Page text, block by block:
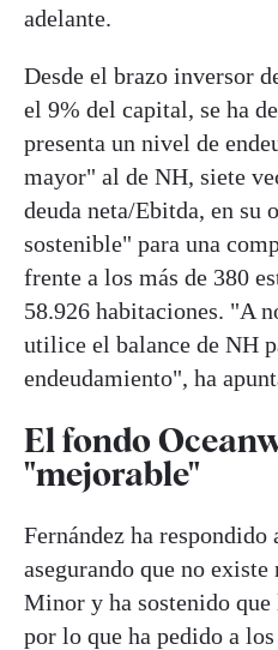
adelante.
Desde el brazo inversor
el 9% del capital, se ha
presenta un nivel de
mayor" al de NH, siete
deuda neta/Ebitda, en su
sostenible" para una
frente a los más de 380
58.926 habitaciones. "A
utilice el balance de NH
endeudamiento", ha
El fondo
"mejorable"
Fernández ha respondido
asegurando que no
Minor y ha sostenido que
por lo que ha pedido a